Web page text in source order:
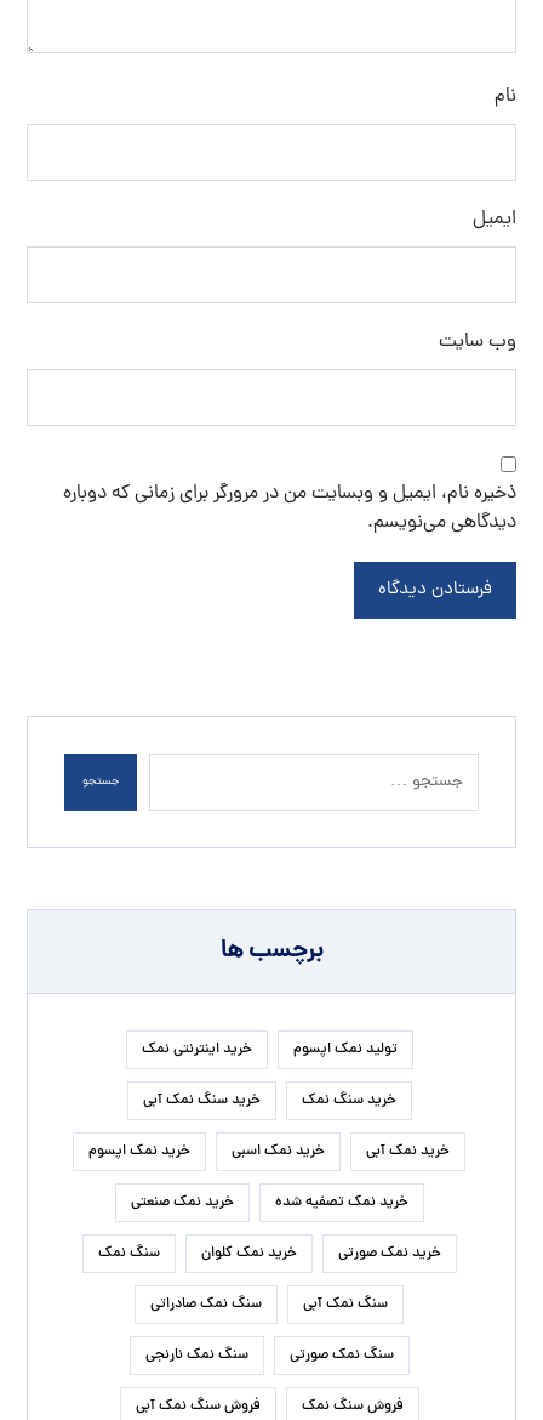
نام
ایمیل
وب‌ سایت
ذخیره نام، ایمیل و وبسایت من در مرورگر برای زمانی که دوباره
دیدگاهی می‌نویسم.
فرستادن دیدگاه
جستجو
برچسب ها
تولید نمک اپسوم خرید اینترنتی نمک
خرید سنگ نمک خرید سنگ نمک آبی
خرید نمک آبی خرید نمک اسبی خرید نمک اپسوم
خرید نمک تصفیه شده خرید نمک صنعتی
خرید نمک صورتی خرید نمک کلوان سنگ نمک
سنگ نمک آبی سنگ نمک صادراتی
سنگ نمک صورتی سنگ نمک نارنجی
فروش سنگ نمک فروش سنگ نمک آبی